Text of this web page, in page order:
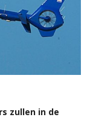
zullen in de